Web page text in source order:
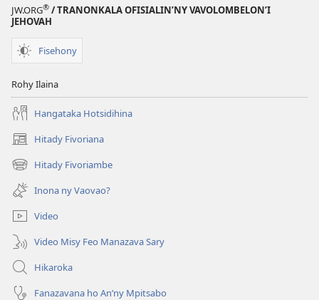
JW.ORG® / TRANONKALA OFISIALIN’NY VAVOLOMBELON’I
JEHOVAH
Fisehony
Rohy Ilaina
Hangataka Hotsidihina
Hitady Fivoriana
(manokatra
rohy) Hitady Fivoriambe
(manokatra
rohy) Inona ny Vaovao?
Video
Video Misy Feo Manazava Sary
Hikaroka
Fanazavana ho An’ny Mpitsabo